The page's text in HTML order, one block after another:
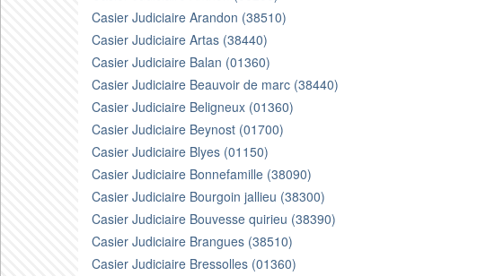
Casier Judiciaire Arandon (38510)
Casier Judiciaire Artas (38440)
Casier Judiciaire Balan (01360)
Casier Judiciaire Beauvoir de marc (38440)
Casier Judiciaire Beligneux (01360)
Casier Judiciaire Beynost (01700)
Casier Judiciaire Blyes (01150)
Casier Judiciaire Bonnefamille (38090)
Casier Judiciaire Bourgoin jallieu (38300)
Casier Judiciaire Bouvesse quirieu (38390)
Casier Judiciaire Brangues (38510)
Casier Judiciaire Bressolles (01360)